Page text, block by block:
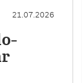
21.07.2026